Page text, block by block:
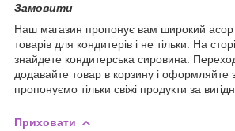
Замовити
Наш магазин пропонує вам широкий
товарів для кондитерів і не тільки. На
знайдете кондитерська сировина.
додавайте товар в корзину і
пропонуємо тільки свіжі продукти за
Приховати